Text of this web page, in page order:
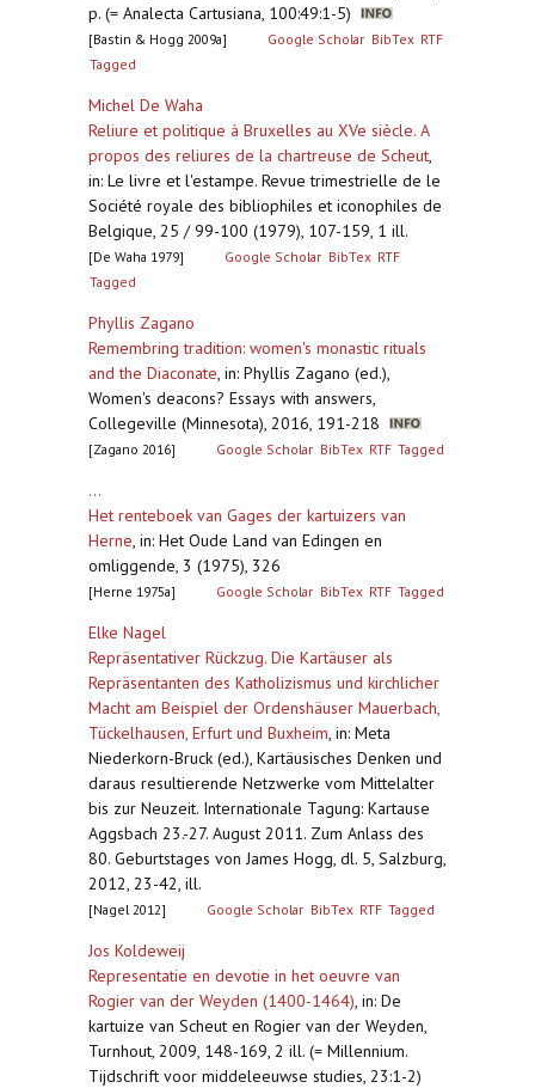
p. (= Analecta Cartusiana, 100:49:1-5)
[Bastin & Hogg 2009a] Google Scholar BibTex RTF
Tagged
Michel De Waha
Reliure et politique à Bruxelles au XVe siècle. A
propos des reliures de la chartreuse de Scheut,
in: Le livre et l'estampe. Revue trimestrielle de le
Société royale des bibliophiles et iconophiles de
Belgique, 25 / 99-100 (1979), 107-159, 1 ill.
[De Waha 1979] Google Scholar BibTex RTF
Tagged
Phyllis Zagano
Remembring tradition: women's monastic rituals
and the Diaconate, in: Phyllis Zagano (ed.),
Women's deacons? Essays with answers,
Collegeville (Minnesota), 2016, 191-218
[Zagano 2016] Google Scholar BibTex RTF Tagged
...
Het renteboek van Gages der kartuizers van
Herne, in: Het Oude Land van Edingen en
omliggende, 3 (1975), 326
[Herne 1975a] Google Scholar BibTex RTF Tagged
Elke Nagel
Repräsentativer Rückzug. Die Kartäuser als
Repräsentanten des Katholizismus und kirchlicher
Macht am Beispiel der Ordenshäuser Mauerbach,
Tückelhausen, Erfurt und Buxheim, in: Meta
Niederkorn-Bruck (ed.), Kartäusisches Denken und
daraus resultierende Netzwerke vom Mittelalter
bis zur Neuzeit. Internationale Tagung: Kartause
Aggsbach 23.-27. August 2011. Zum Anlass des
80. Geburtstages von James Hogg, dl. 5, Salzburg,
2012, 23-42, ill.
[Nagel 2012] Google Scholar BibTex RTF Tagged
Jos Koldeweij
Representatie en devotie in het oeuvre van
Rogier van der Weyden (1400-1464), in: De
kartuize van Scheut en Rogier van der Weyden,
Turnhout, 2009, 148-169, 2 ill. (= Millennium.
Tijdschrift voor middeleeuwse studies, 23:1-2)